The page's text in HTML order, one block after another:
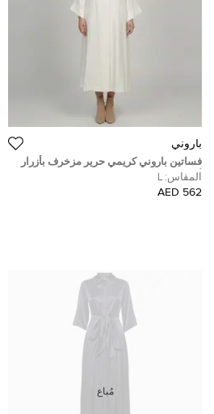
باروني
فساتين باروني كريمي حرير مزخرف بأزرار
أمامية طويل ماكسي مقاس كبير (لارج)
المقاس: L
562 AED
مُباع